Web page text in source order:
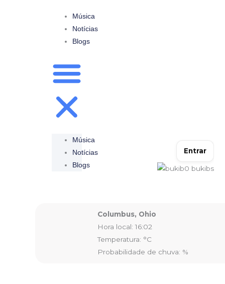
Música
Notícias
Blogs
Música
Notícias
Blogs
Entrar
0 bukibs
Columbus, Ohio
Hora local: 16:02
Temperatura: °C
Probabilidade de chuva: %